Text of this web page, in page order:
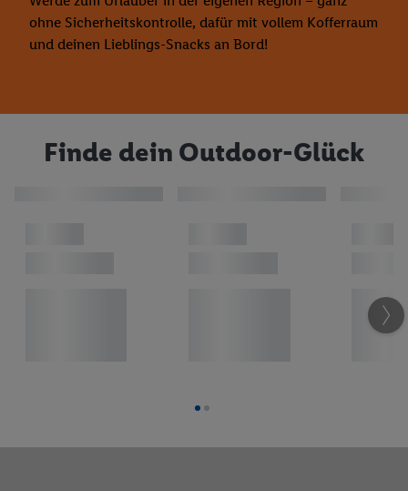
ohne Sicherheitskontrolle, dafür mit vollem Kofferraum
und deinen Lieblings-Snacks an Bord!
Finde dein Outdoor-Glück